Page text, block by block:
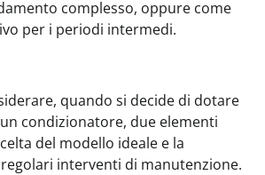
complesso, oppure come
per i periodi intermedi.
quando si decide di dotare
condizionatore, due elementi
del modello ideale e la
interventi di manutenzione.